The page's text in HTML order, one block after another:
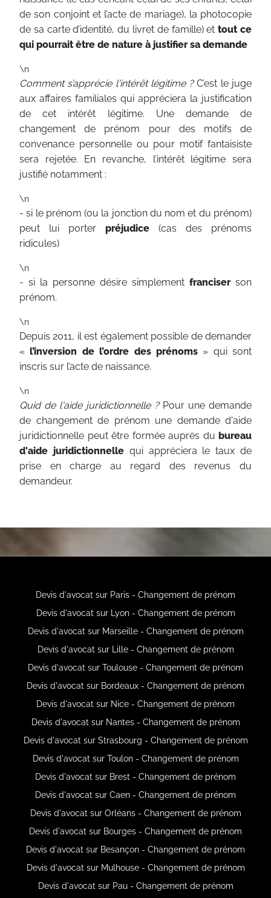
de son conjoint et l’acte de mariage), la photocopie
de sa carte d’identité, du livret de famille) ettout ce
qui pourrait être de nature à justifier sa demande
\n
Comment s’apprécie l'intérêt légitime ?C’est le juge
aux affaires familiales qui appréciera la justification
de cet intérêt légitime. Une demande de
changement de prénom pour des motifs de
convenance personnelle ou pour motif fantaisiste
sera rejetée. En revanche, l’intérêt légitime sera
justifié notamment :
\n
- si le prénom (ou la jonction du nom et du prénom)
peut lui porter préjudice (cas des prénoms
ridicules)
\n
- si la personne désire simplement franciserson
prénom.
\n
Depuis 2011, il est également possible de demander
«l’inversion de l’ordre des prénoms» qui sont
inscris sur l’acte de naissance.
\n
Quid de l'aide juridictionnelle ?Pour une demande
de changement de prénom une demande d'aide
juridictionnelle peut être formée auprès du bureau
d'aide juridictionnellequi appréciera le taux de
prise en charge au regard des revenus du
demandeur.
Devis d'avocat sur Paris - Changement de prénom
Devis d'avocat sur Lyon - Changement de prénom
Devis d'avocat sur Marseille - Changement de prénom
Devis d'avocat sur Lille - Changement de prénom
Devis d'avocat sur Toulouse - Changement de prénom
Devis d'avocat sur Bordeaux - Changement de prénom
Devis d'avocat sur Nice - Changement de prénom
Devis d'avocat sur Nantes - Changement de prénom
Devis d'avocat sur Strasbourg - Changement de prénom
Devis d'avocat sur Toulon - Changement de prénom
Devis d'avocat sur Brest - Changement de prénom
Devis d'avocat sur Caen - Changement de prénom
Devis d'avocat sur Orléans - Changement de prénom
Devis d'avocat sur Bourges - Changement de prénom
Devis d'avocat sur Besançon - Changement de prénom
Devis d'avocat sur Mulhouse - Changement de prénom
Devis d'avocat sur Pau - Changement de prénom